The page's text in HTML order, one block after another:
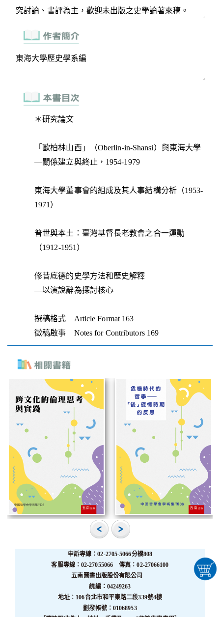
＊研究論文
「歐柏林山西」（Oberlin-in-Shansi）與東海大學
—關係建立與終止，1954-1979
東海大學董事會的組成及其人事結構分析（1953-
1971）
普世與本土：臺灣基督長老教會之合一運動
（1912-1951）
修昔底德的史學方法和歷史解釋
—以演說辭為探討核心
撰稿格式 Article Format 163
徵稿啟事 Notes for Contributors 169
申訴專線：02-2705-5066分機808
客服專線：02-27055066 傳真：02-27066100
五南圖書出版股份有限公司
統編：04249263
地址：106台北市和平東路二段339號4樓
劃撥帳號：01068953